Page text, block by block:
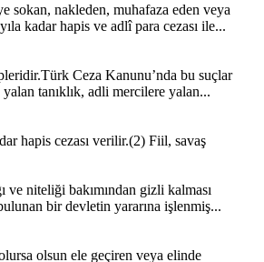
sokan, nakleden, muhafaza eden veya
kadar hapis ve adlî para cezası ile...
Ceza Kanunu’nda bu suçlar
tanıklık, adli mercilere yalan...
hapis cezası verilir.(2) Fiil, savaş
niteliği bakımından gizli kalması
bir devletin yararına işlenmiş...
olsun ele geçiren veya elinde